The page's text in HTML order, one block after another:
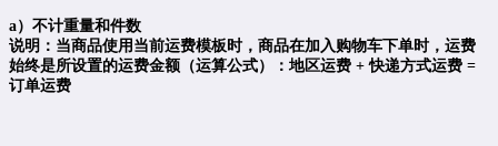
a）不计重量和件数
说明：当商品使用当前运费模板时，商品在加入购物车下单时，运费
始终是所设置的运费金额（运算公式）：地区运费 + 快递方式运费 =
订单运费